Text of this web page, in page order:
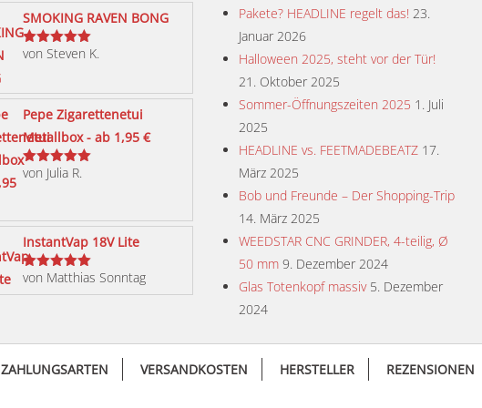
SMOKING RAVEN BONG
Bewertet
von Steven K.
Pepe Zigarettenetui
Metallbox - ab 1,95 €
Bewertet
von Julia R.
InstantVap 18V Lite
Bewertet
mit5von 5
von Matthias Sonntag
Pakete? HEADLINE regelt das! 23.
Januar 2026
Halloween 2025, steht vor der Tür!
21. Oktober 2025
Sommer-Öffnungszeiten 2025 1. Juli
2025
HEADLINE vs. FEETMADEBEATZ 17.
März 2025
Bob und Freunde – Der Shopping-Trip
14. März 2025
WEEDSTAR CNC GRINDER, 4-teilig, Ø
50 mm 9. Dezember 2024
Glas Totenkopf massiv 5. Dezember
2024
ZAHLUNGSARTEN VERSANDKOSTEN HERSTELLER REZENSIONEN